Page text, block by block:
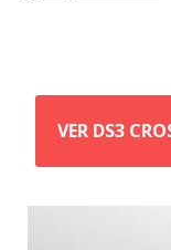
VER DS3